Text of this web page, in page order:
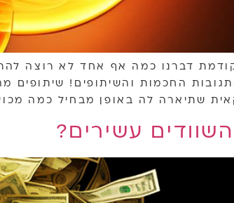
דברנו כמה אף אחד לא רוצה
החכמות והשיתופים! שיתופים
שתיארה לה באופן מבחיל כמה
עשירים?